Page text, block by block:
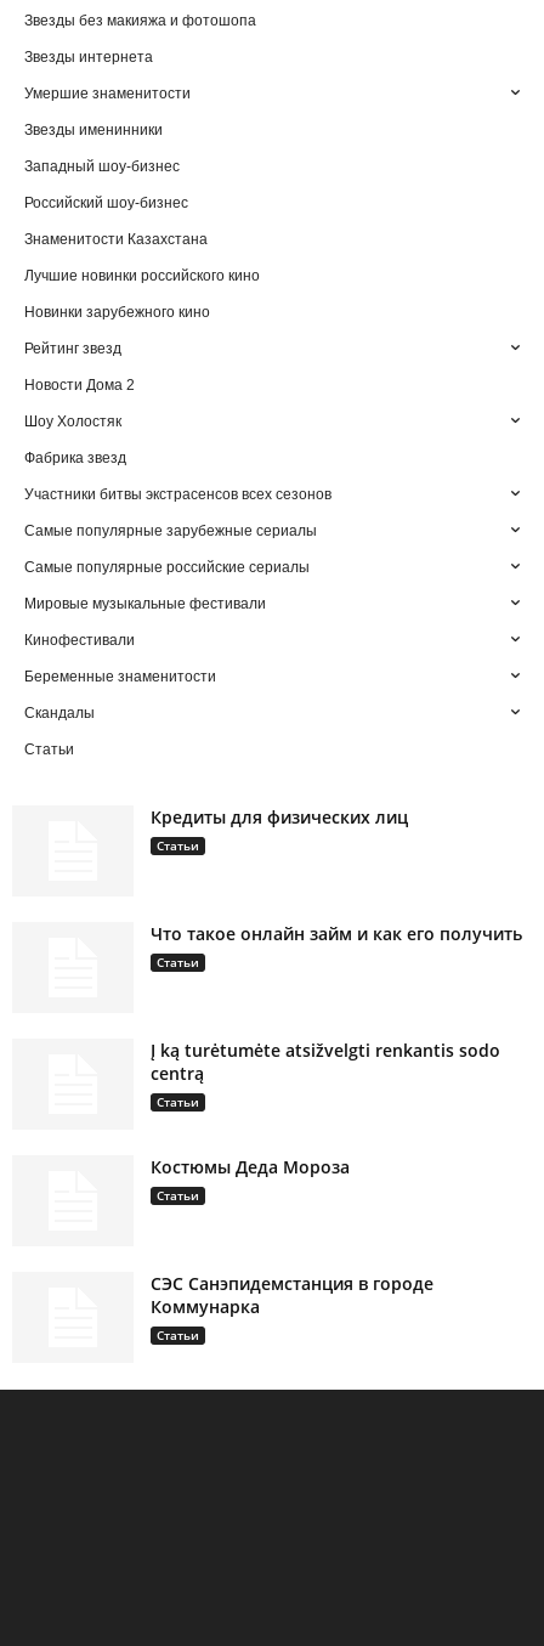
Звезды без макияжа и фотошопа
Звезды интернета
Умершие знаменитости
Звезды именинники
Западный шоу-бизнес
Российский шоу-бизнес
Знаменитости Казахстана
Лучшие новинки российского кино
Новинки зарубежного кино
Рейтинг звезд
Новости Дома 2
Шоу Холостяк
Фабрика звезд
Участники битвы экстрасенсов всех сезонов
Самые популярные зарубежные сериалы
Самые популярные российские сериалы
Мировые музыкальные фестивали
Кинофестивали
Беременные знаменитости
Скандалы
Статьи
Кредиты для физических лиц
Статьи
Что такое онлайн займ и как его получить
Статьи
Į ką turėtumėte atsižvelgti renkantis sodo
centrą
Статьи
Костюмы Деда Мороза
Статьи
СЭС Санэпидемстанция в городе
Коммунарка
Статьи